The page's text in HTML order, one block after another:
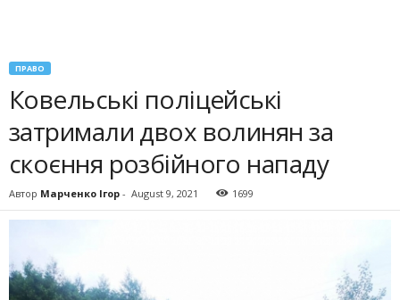
ПРАВО
Ковельські поліцейські
затримали двох волинян за
скоєння розбійного нападу
Автор Марченко Ігор - August 9, 2021 1699